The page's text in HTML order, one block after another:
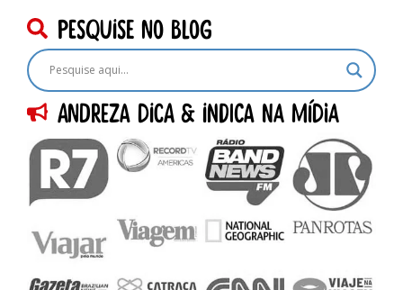
pesquise no blog
Andreza dica & indica na Mídia